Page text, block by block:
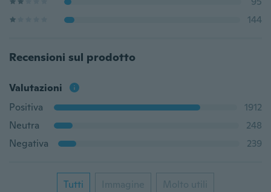
144
Recensioni sul prodotto
Valutazioni
Positiva
1912
Neutra
248
Negativa
239
Tutti Immagine Molto utili